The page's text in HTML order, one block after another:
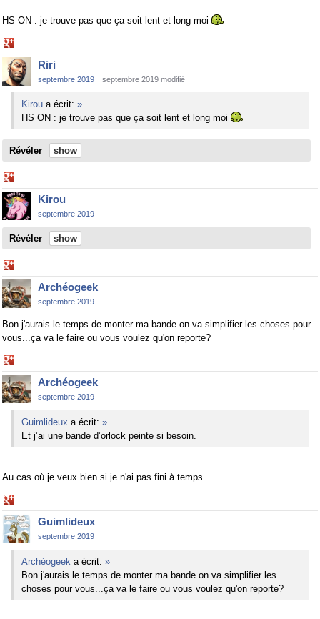
HS ON : je trouve pas que ça soit lent et long moi
on
Google+Riri
septembre 2019 septembre 2019 modifié
Kirou a écrit: »
HS ON : je trouve pas que ça soit lent et long moi
Révéler
on
Google+Kirou
septembre 2019
Révéler
on
Google+Archéogeek
septembre 2019
Bon j'aurais le temps de monter ma bande on va simplifier les choses pour
vous...ça va le faire ou vous voulez qu'on reporte?
on
Google+Archéogeek
septembre 2019
Guimlideux a écrit: »
Et j’ai une bande d’orlock peinte si besoin.
Au cas où je veux bien si je n'ai pas fini à temps...
on
Google+Guimlideux
septembre 2019
Archéogeek a écrit: »
Bon j'aurais le temps de monter ma bande on va simplifier les
choses pour vous...ça va le faire ou vous voulez qu'on reporte?